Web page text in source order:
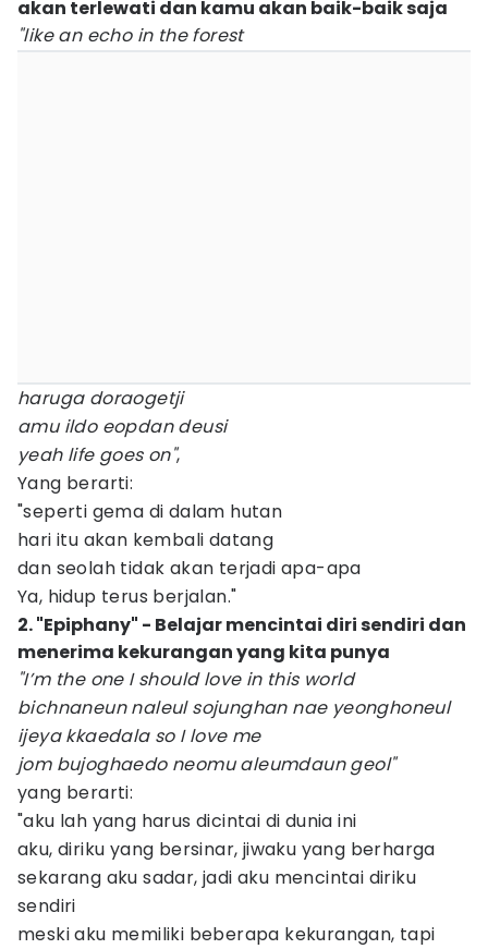
akan terlewati dan kamu akan baik-baik saja
"like an echo in the forest
haruga doraogetji
amu ildo eopdan deusi
yeah life goes on",
Yang berarti:
"seperti gema di dalam hutan
hari itu akan kembali datang
dan seolah tidak akan terjadi apa-apa
Ya, hidup terus berjalan."
2. "Epiphany" - Belajar mencintai diri sendiri dan
menerima kekurangan yang kita punya
"I’m the one I should love in this world
bichnaneun naleul sojunghan nae yeonghoneul
ijeya kkaedala so I love me
jom bujoghaedo neomu aleumdaun geol"
yang berarti:
"aku lah yang harus dicintai di dunia ini
aku, diriku yang bersinar, jiwaku yang berharga
sekarang aku sadar, jadi aku mencintai diriku
sendiri
meski aku memiliki beberapa kekurangan, tapi